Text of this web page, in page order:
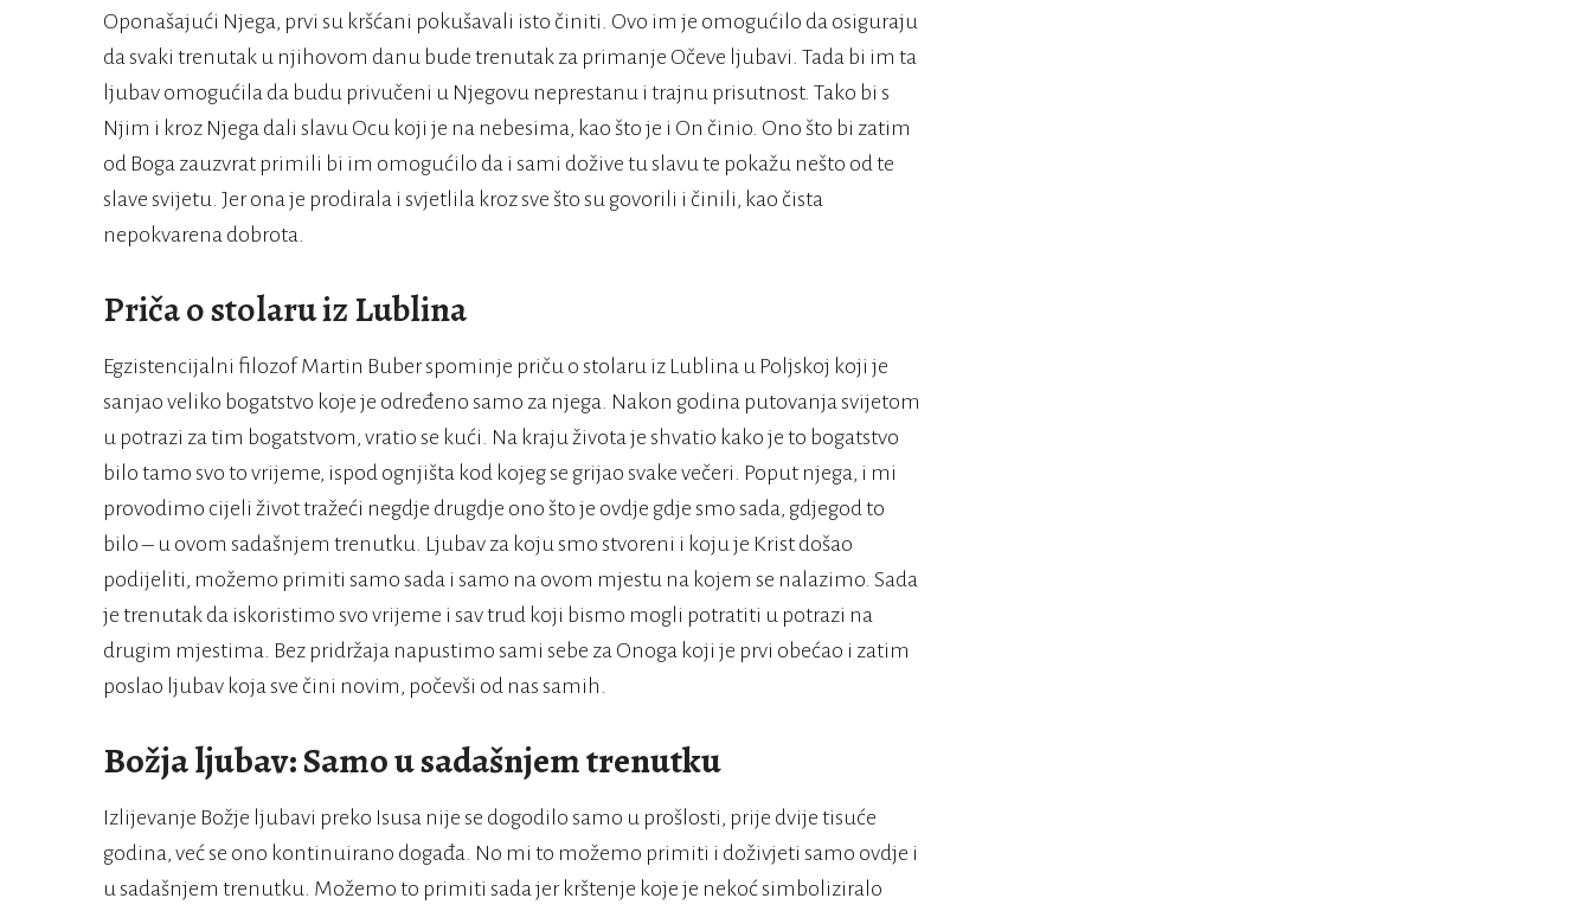
Oponašajući Njega, prvi su kršćani pokušavali isto činiti. Ovo im je omogućilo da osiguraju
da svaki trenutak u njihovom danu bude trenutak za primanje Očeve ljubavi. Tada bi im ta
ljubav omogućila da budu privučeni u Njegovu neprestanu i trajnu prisutnost. Tako bi s
Njim i kroz Njega dali slavu Ocu koji je na nebesima, kao što je i On činio. Ono što bi zatim
od Boga zauzvrat primili bi im omogućilo da i sami dožive tu slavu te pokažu nešto od te
slave svijetu. Jer ona je prodirala i svjetlila kroz sve što su govorili i činili, kao čista
nepokvarena dobrota.
Priča o stolaru iz Lublina
Egzistencijalni filozof Martin Buber spominje priču o stolaru iz Lublina u Poljskoj koji je
sanjao veliko bogatstvo koje je određeno samo za njega. Nakon godina putovanja svijetom
u potrazi za tim bogatstvom, vratio se kući. Na kraju života je shvatio kako je to bogatstvo
bilo tamo svo to vrijeme, ispod ognjišta kod kojeg se grijao svake večeri. Poput njega, i mi
provodimo cijeli život tražeći negdje drugdje ono što je ovdje gdje smo sada, gdjegod to
bilo – u ovom sadašnjem trenutku. Ljubav za koju smo stvoreni i koju je Krist došao
podijeliti, možemo primiti samo sada i samo na ovom mjestu na kojem se nalazimo. Sada
je trenutak da iskoristimo svo vrijeme i sav trud koji bismo mogli potratiti u potrazi na
drugim mjestima. Bez pridržaja napustimo sami sebe za Onoga koji je prvi obećao i zatim
poslao ljubav koja sve čini novim, počevši od nas samih.
Božja ljubav: Samo u sadašnjem trenutku
Izlijevanje Božje ljubavi preko Isusa nije se dogodilo samo u prošlosti, prije dvije tisuće
godina, već se ono kontinuirano događa. No mi to možemo primiti i doživjeti samo ovdje i
u sadašnjem trenutku. Možemo to primiti sada jer krštenje koje je nekoć simboliziralo